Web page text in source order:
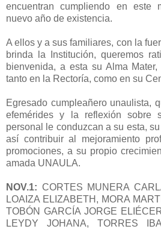
encuentran cumpliendo en este
nuevo año de existencia.
A ellos y a sus familiares, con la
brinda la Institución, queremos
bienvenida, a esta su Alma
tanto en la Rectoría, como en su
Egresado cumpleañero unaulista,
efemérides y la reflexión sobre
personal le conduzcan a su esta,
así contribuir al mejoramiento
promociones, a su propio
amada UNAULA.
NOV.1: CORTES MUNERA
LOAIZA ELIZABETH, MORA
TOBÓN GARCÍA JORGE
LEYDY JOHANA, TORRES